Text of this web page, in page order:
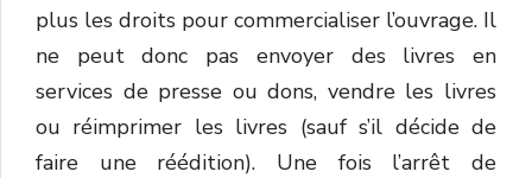
plus les droits pour commercialiser l’ouvrage. Il
ne peut donc pas envoyer des livres en
services de presse ou dons, vendre les livres
ou réimprimer les livres (sauf s’il décide de
faire une réédition). Une fois l’arrêt de